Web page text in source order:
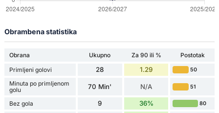
Obrambena statistika
Obrana Ukupno Za 90 ili %
Postotak
Primljeni golovi
28 1.29 50
Minuta po primljenom
golu
70 Min' N/A 51
Bez gola 9 36% 80